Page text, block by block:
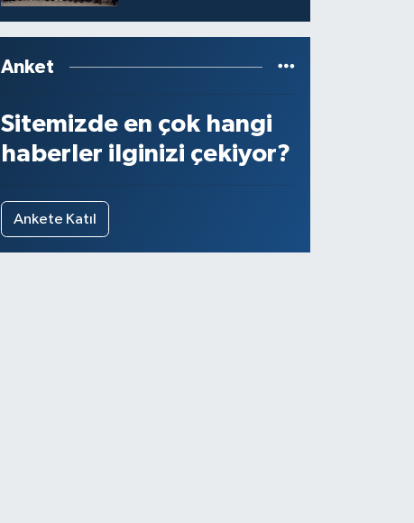
Anket
Sitemizde en çok hangi
haberler ilginizi çekiyor?
Ankete Katıl